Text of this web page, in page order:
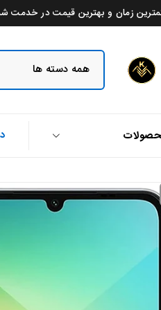
زمان و بهترین قیمت در